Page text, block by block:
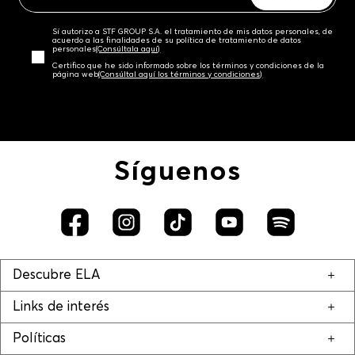
Sí autorizo a STF GROUP S.A. el tratamiento de mis datos personales, de
acuerdo a las finalidades de su política de tratamiento de datos
personales‎(Consúltala aquí)
Certifico que he sido informado sobre los términos y condiciones de la
página web‎(Consúltal aquí los términos y condiciones)
Síguenos
Descubre ELA
Links de interés
Políticas